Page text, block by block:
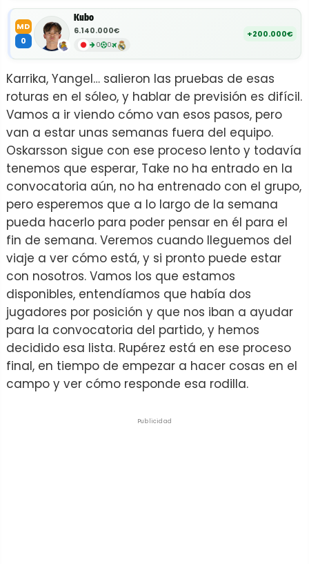
MD
0
Kubo
6.140.000€
0 0
+200.000€
Karrika, Yangel… salieron las pruebas de esas
roturas en el sóleo, y hablar de previsión es difícil.
Vamos a ir viendo cómo van esos pasos, pero
van a estar unas semanas fuera del equipo.
Oskarsson sigue con ese proceso lento y todavía
tenemos que esperar, Take no ha entrado en la
convocatoria aún, no ha entrenado con el grupo,
pero esperemos que a lo largo de la semana
pueda hacerlo para poder pensar en él para el
fin de semana. Veremos cuando lleguemos del
viaje a ver cómo está, y si pronto puede estar
con nosotros. Vamos los que estamos
disponibles, entendíamos que había dos
jugadores por posición y que nos iban a ayudar
para la convocatoria del partido, y hemos
decidido esa lista. Rupérez está en ese proceso
final, en tiempo de empezar a hacer cosas en el
campo y ver cómo responde esa rodilla.
Publicidad